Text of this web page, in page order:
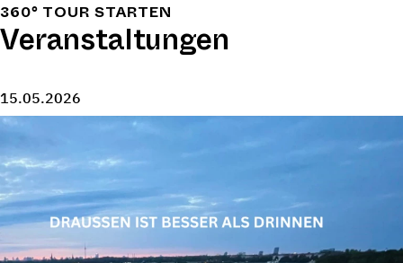
360° TOUR STARTEN
Veranstaltungen
15.05.2026